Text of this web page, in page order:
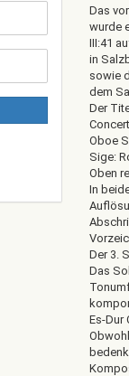
Das
wurde
III:41
in
sowie
dem
Der
Oboe
Sige:
Oben
In
Der 3.
Das
Es-Dur